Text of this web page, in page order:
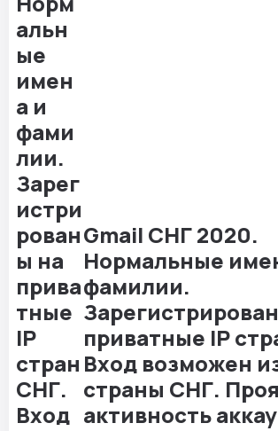
Gmail СНГ 2020.
Нормальные
фамилии.
приватные IP
Вход возможен
страны СНГ.
активность